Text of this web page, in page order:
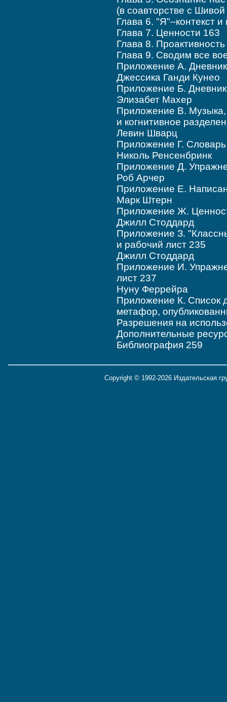
(в соавторстве c
Глава 6. "Я"–контекст
Глава 7. Ценности 163
Глава 8.
Глава 9. Сводим все
Приложение А.
Джессика Ганди Кунео
Приложение Б.
Элизабет Махер
Приложение В. Музыка,
и когнитивное
Левин Шварц
Приложение Г.
Николь Ренсенбринк
Приложение Д.
Роб Арчер
Приложение Е.
Марк Штерн
Приложение Ж.
Джилл Стоддард
Приложение З.
и рабочий лист 235
Джилл Стоддард
Приложение И.
лист 237
Нуну Феррейра
Приложение К. Список
метафор,
Разрешения на
Дополнительные
Библиография 259
Copyright © 1992-2026 Издательская